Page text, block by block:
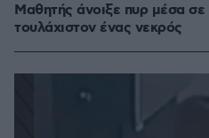
Μαθητής άνοιξε πυρ μέσα σε
τουλάχιστον ένας νεκρός